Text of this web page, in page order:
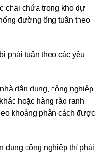
chai chứa trong kho dự
đường ống tuân theo
phải tuân theo các yêu
dân dụng, công nghiệp
hoặc hàng rào ranh
khoảng phân cách được
dụng cộng nghiệp thí phải